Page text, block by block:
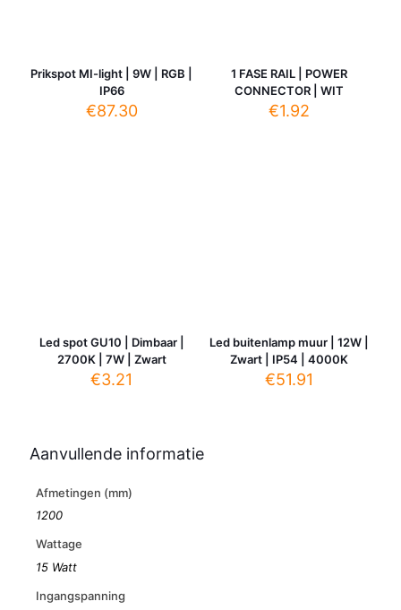
Prikspot MI-light | 9W | RGB |
IP66
€87.30
1 FASE RAIL | POWER
CONNECTOR | WIT
€1.92
Led spot GU10 | Dimbaar |
2700K | 7W | Zwart
€3.21
Led buitenlamp muur | 12W |
Zwart | IP54 | 4000K
€51.91
Aanvullende informatie
Afmetingen (mm)
1200
Wattage
15 Watt
Ingangspanning